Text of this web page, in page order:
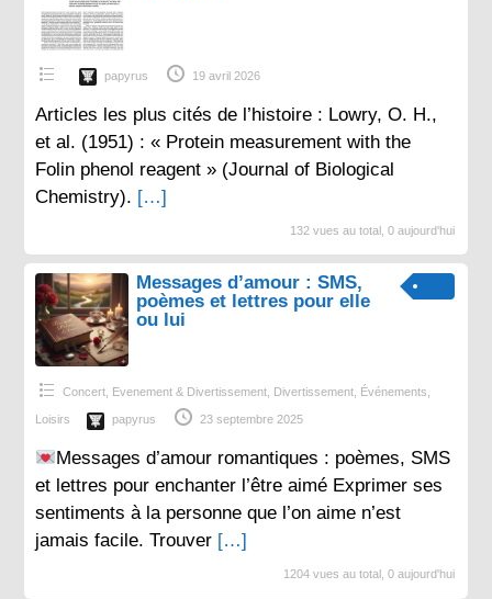
papyrus 19 avril 2026
Articles les plus cités de l’histoire : Lowry, O. H.,
et al. (1951) : « Protein measurement with the
Folin phenol reagent » (Journal of Biological
Chemistry). […]
132 vues au total, 0 aujourd'hui
Messages d’amour : SMS,
poèmes et lettres pour elle
ou lui
Concert, Evenement & Divertissement, Divertissement, Événements,
Loisirs papyrus 23 septembre 2025
Messages d’amour romantiques : poèmes, SMS
et lettres pour enchanter l’être aimé Exprimer ses
sentiments à la personne que l’on aime n’est
jamais facile. Trouver […]
1204 vues au total, 0 aujourd'hui